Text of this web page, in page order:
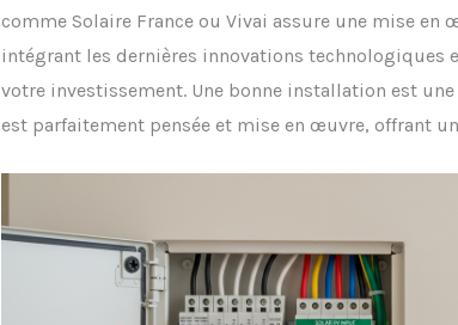
comme Solaire France ou Vivai assure une mise en
intégrant les dernières innovations technologiques
votre investissement. Une bonne installation est
est parfaitement pensée et mise en œuvre, offrant